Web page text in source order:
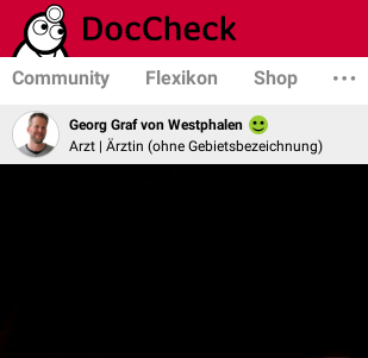
Community Flexikon Shop
Georg Graf von Westphalen
Arzt | Ärztin (ohne Gebietsbezeichnung)